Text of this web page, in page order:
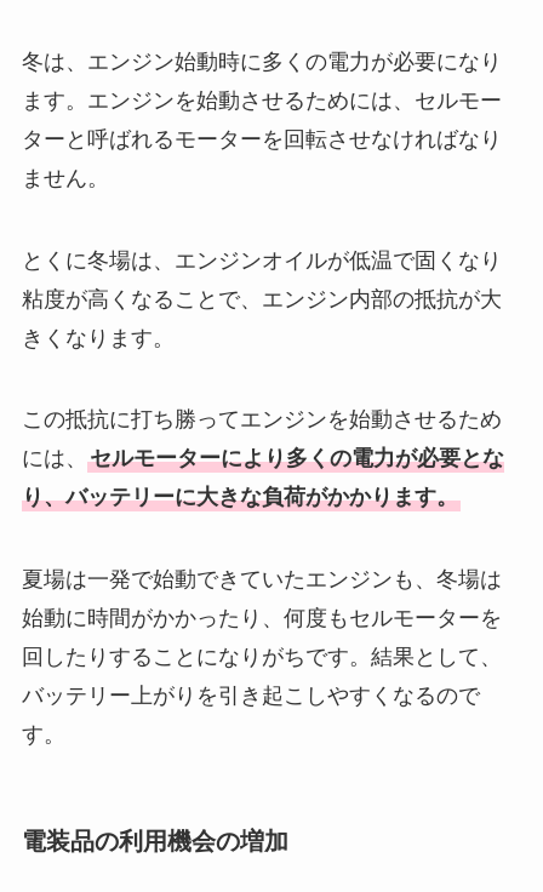
冬は、エンジン始動時に多くの電力が必要になり
ます。エンジンを始動させるためには、セルモー
ターと呼ばれるモーターを回転させなければなり
ません。
とくに冬場は、エンジンオイルが低温で固くなり
粘度が高くなることで、エンジン内部の抵抗が大
きくなります。
この抵抗に打ち勝ってエンジンを始動させるため
には、 セルモーターにより多くの電力が必要とな
り、バッテリーに大きな負荷がかかります。
夏場は一発で始動できていたエンジンも、冬場は
始動に時間がかかったり、何度もセルモーターを
回したりすることになりがちです。結果として、
バッテリー上がりを引き起こしやすくなるので
す。
電装品の利用機会の増加